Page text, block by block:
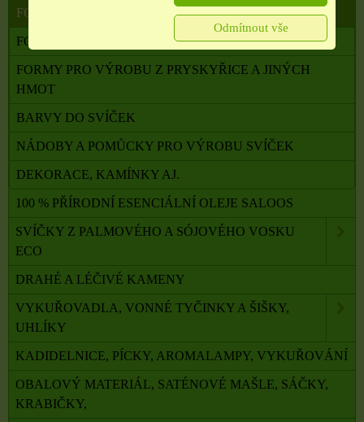
FORMY SILIKONOVÉ
FORMY POUŽITÉ
FORMY PRO VÝROBU Z PRYSKYŘICE A JINÝCH
HMOT
BARVY DO SVÍČEK
NÁDOBY A POMŮCKY PRO VÝROBU SVÍČEK
DEKORACE, KAMÍNKY AJ.
100 % PŘÍRODNÍ ESENCIÁLNÍ OLEJE SALOOS
SVÍČKY Z PALMOVÉHO A SÓJOVÉHO VOSKU
ECO
DRAHÉ A LÉČIVÉ KAMENY
VYKUŘOVADLA, VONNÉ TYČINKY A ŠIŠKY,
UHLÍKY
KADIDELNICE, PÍCKY, AROMALAMPY, VYKUŘOVÁNÍ
OBALOVÝ MATERIÁL, SATÉNOVÉ MAŠLE, SÁČKY,
KRABIČKY,
Odmítnout vše